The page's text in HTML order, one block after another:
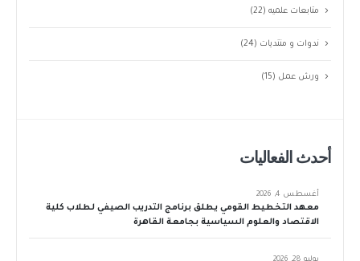
متابعات علميه(22)
ندوات و منتديات (24)
ورش عمل (15)
أحدث الفعاليات
معهد التخطيط القومي يطلق برنامج التدريب الصيفي لطلاب كلية
الاقتصاد والعلوم السياسية بجامعة القاهرة
أغسطس 4, 2026